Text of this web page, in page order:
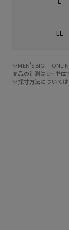
LL
※MEN'S BIGI
商品の計測はcm単位
※採寸方法については